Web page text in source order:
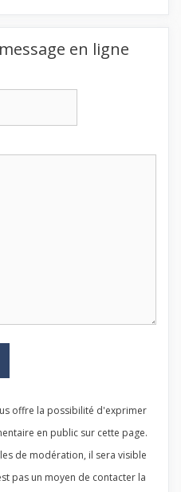
en ligne
offre la possibilité d'exprimer
en public sur cette page.
de modération, il sera visible
pas un moyen de contacter la